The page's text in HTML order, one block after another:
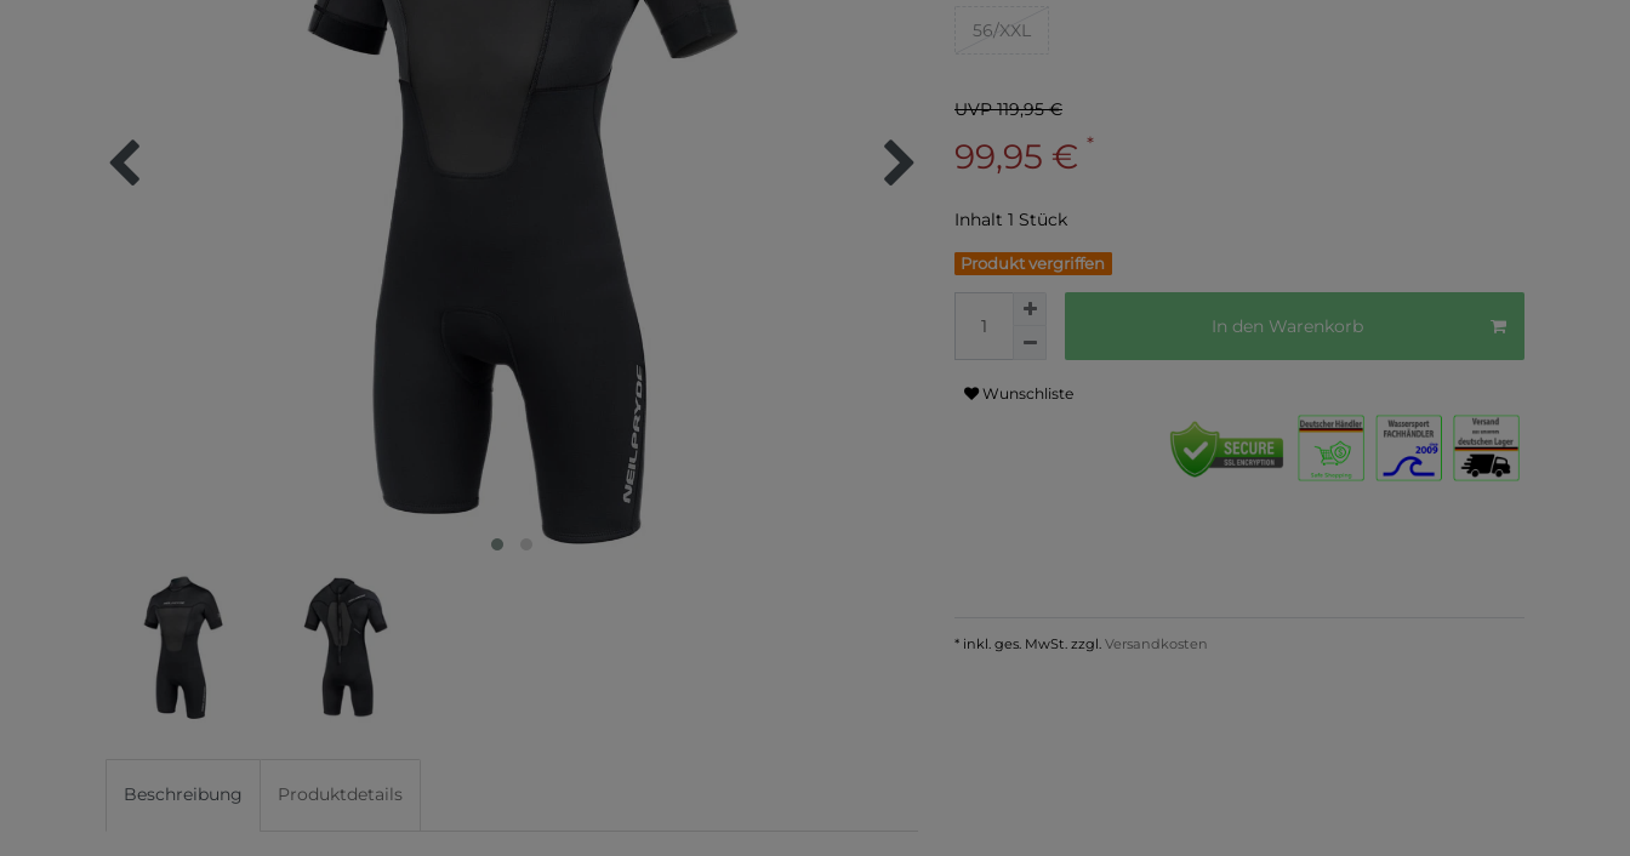
56/XXL
UVP 119,95 €
99,95 € *
Inhalt 1 Stück
Produkt vergriffen
In den Warenkorb
Wunschliste
* inkl. ges. MwSt. zzgl. Versandkosten
Beschreibung Produktdetails